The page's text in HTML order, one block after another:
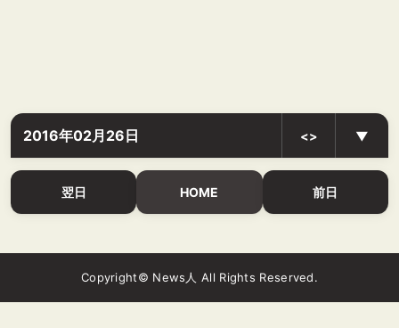
2016年02月26日 <> ▼
翌日 HOME 前日
Copyright© News人 All Rights Reserved.